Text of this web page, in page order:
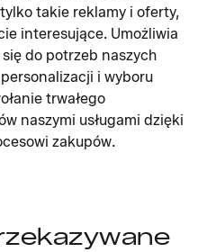
takie reklamy i oferty,
interesujące. Umożliwia
do potrzeb naszych
i wyboru
trwałego
naszymi usługami dzięki
zakupów.